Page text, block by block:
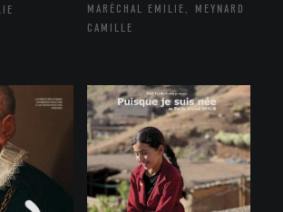
MARÉCHAL EMILIE, MEYNARD
CAMILLE